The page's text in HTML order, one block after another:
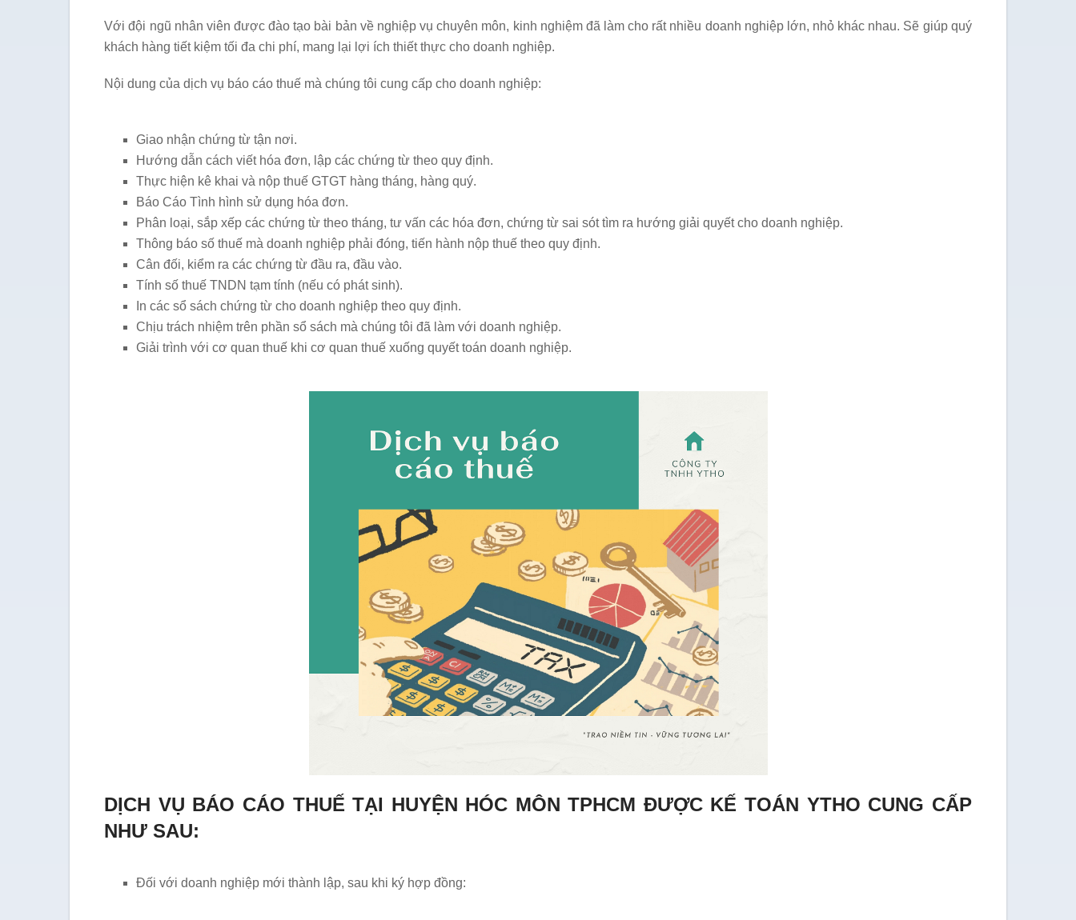
Với đội ngũ nhân viên được đào tạo bài bản về nghiệp vụ chuyên môn, kinh nghiệm đã làm cho rất nhiều doanh nghiệp lớn, nhỏ khác nhau. Sẽ giúp quý
khách hàng tiết kiệm tối đa chi phí, mang lại lợi ích thiết thực cho doanh nghiệp.
Nội dung của dịch vụ báo cáo thuế mà chúng tôi cung cấp cho doanh nghiệp:
Giao nhận chứng từ tận nơi.
Hướng dẫn cách viết hóa đơn, lập các chứng từ theo quy định.
Thực hiện kê khai và nộp thuế GTGT hàng tháng, hàng quý.
Báo Cáo Tình hình sử dụng hóa đơn.
Phân loại, sắp xếp các chứng từ theo tháng, tư vấn các hóa đơn, chứng từ sai sót tìm ra hướng giải quyết cho doanh nghiệp.
Thông báo số thuế mà doanh nghiệp phải đóng, tiến hành nộp thuế theo quy định.
Cân đối, kiểm ra các chứng từ đầu ra, đầu vào.
Tính số thuế TNDN tạm tính (nếu có phát sinh).
In các sổ sách chứng từ cho doanh nghiệp theo quy định.
Chịu trách nhiệm trên phần sổ sách mà chúng tôi đã làm với doanh nghiệp.
Giải trình với cơ quan thuế khi cơ quan thuế xuống quyết toán doanh nghiệp.
DỊCH VỤ BÁO CÁO THUẾ TẠI HUYỆN HÓC MÔN TPHCM ĐƯỢC KẾ TOÁN YTHO CUNG CẤP
NHƯ SAU:
Đối với doanh nghiệp mới thành lập, sau khi ký hợp đồng: